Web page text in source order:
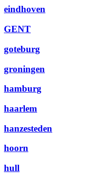
eindhoven
GENT
goteburg
groningen
hamburg
haarlem
hanzesteden
hoorn
hull